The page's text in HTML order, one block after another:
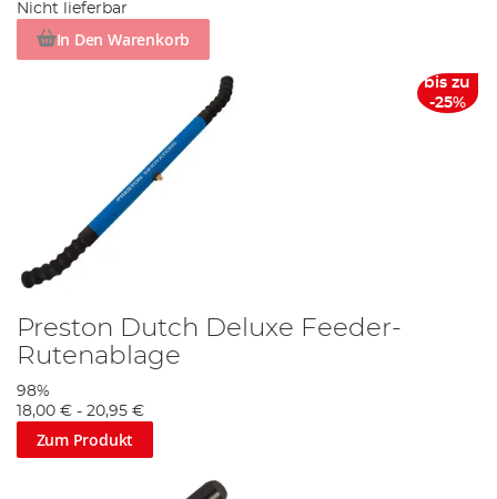
Nicht lieferbar
In Den Warenkorb
bis zu
-25%
Preston Dutch Deluxe Feeder-
Rutenablage
98%
18,00 € - 20,95 €
Zum Produkt